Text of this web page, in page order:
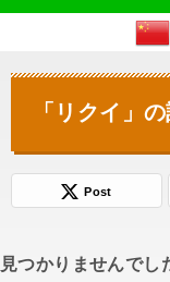
「リクイ」
Post
見つかりませんでし